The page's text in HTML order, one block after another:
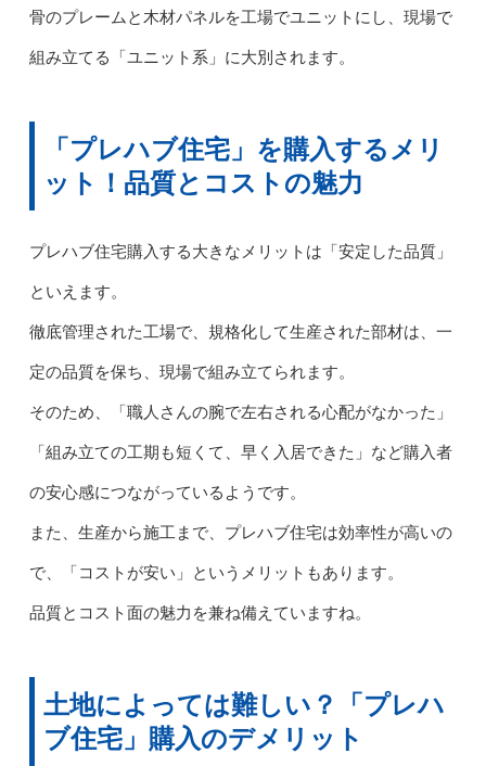
骨のプレームと木材パネルを工場でユニットにし、現場で
組み立てる「ユニット系」に大別されます。
「プレハブ住宅」を購入するメリ
ット！品質とコストの魅力
プレハブ住宅購入する大きなメリットは「安定した品質」
といえます。
徹底管理された工場で、規格化して生産された部材は、一
定の品質を保ち、現場で組み立てられます。
そのため、「職人さんの腕で左右される心配がなかった」
「組み立ての工期も短くて、早く入居できた」など購入者
の安心感につながっているようです。
また、生産から施工まで、プレハブ住宅は効率性が高いの
で、「コストが安い」というメリットもあります。
品質とコスト面の魅力を兼ね備えていますね。
土地によっては難しい？「プレハ
ブ住宅」購入のデメリット